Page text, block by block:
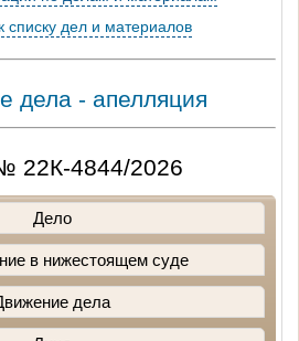
списку дел и материалов
дела - апелляция
22К-4844/2026
Дело
в нижестоящем суде
дела